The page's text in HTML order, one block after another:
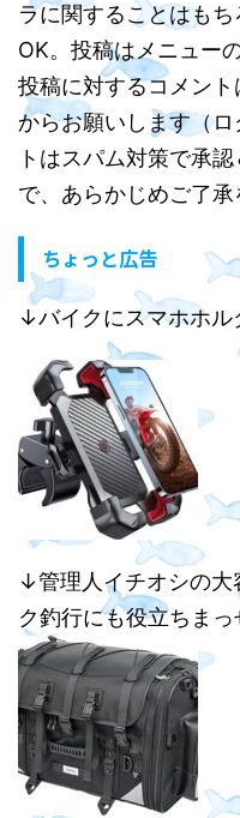
ラに関することはも
OK。投稿はメニュー
投稿に対するコメン
からお願いします（
トはスパム対策で承
で、あらかじめご了承
ちょっと広告
↓バイクにスマホホル
↓管理人イチオシの大
ク釣行にも役立ちまっ